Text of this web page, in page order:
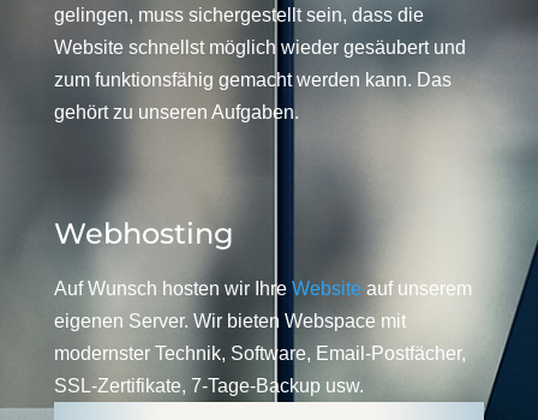
gelingen, muss sichergestellt sein, dass die
Website schnellst möglich wieder gesäubert und
zum funktionsfähig gemacht werden kann. Das
gehört zu unseren Aufgaben.
Webhosting
Auf Wunsch hosten wir Ihre Website auf unserem
eigenen Server. Wir bieten Webspace mit
modernster Technik, Software, Email-Postfächer,
SSL-Zertifikate, 7-Tage-Backup usw.